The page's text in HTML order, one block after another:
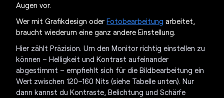
Augen vor.
Wer mit Grafikdesign oderFotobearbeitung arbeitet,
braucht wiederum eine ganz andere Einstellung.
Hier zählt Präzision. Um den Monitor richtig einstellen zu
können – Helligkeit und Kontrast aufeinander
abgestimmt – empfiehlt sich für die Bildbearbeitung ein
Wert zwischen 120–160 Nits (siehe Tabelle unten). Nur
dann kannst du Kontraste, Belichtung und Schärfe